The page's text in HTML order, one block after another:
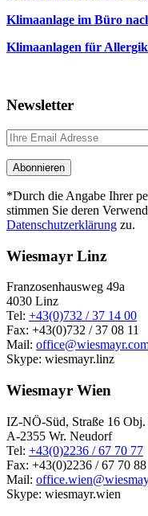
Klimaanlage im Büro
Klimaanlagen für
Newsletter
*Durch die Angabe Ihrer
stimmen Sie deren
Datenschutzerklärung zu.
Wiesmayr Linz
Franzosenhausweg 49a
4030 Linz
Tel: +43(0)732 / 37 14 00
Fax: +43(0)732 / 37 08 11
Mail:
Skype: wiesmayr.linz
Wiesmayr Wien
IZ-NÖ-Süd, Straße 16 Obj.
A-2355 Wr. Neudorf
Tel: +43(0)2236 / 67 70 77
Fax: +43(0)2236 / 67 70 88
Mail:
Skype: wiesmayr.wien